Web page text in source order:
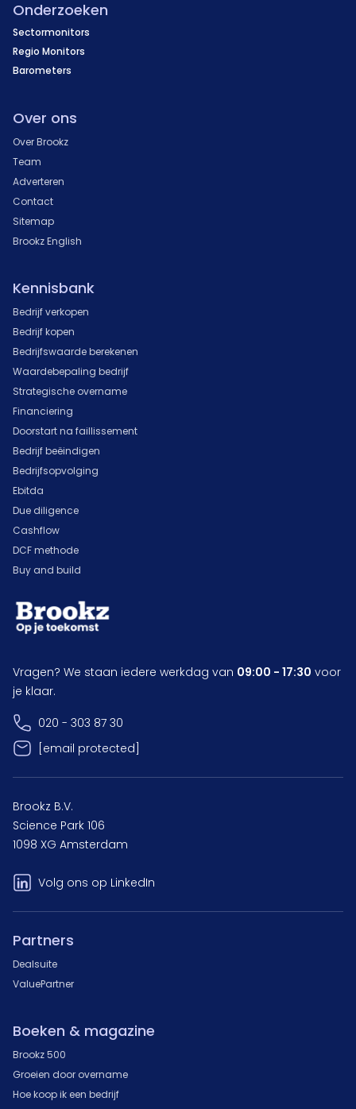
Onderzoeken
Sectormonitors
Regio Monitors
Barometers
Over ons
Over Brookz
Team
Adverteren
Contact
Sitemap
Brookz English
Kennisbank
Bedrijf verkopen
Bedrijf kopen
Bedrijfswaarde berekenen
Waardebepaling bedrijf
Strategische overname
Financiering
Doorstart na faillissement
Bedrijf beëindigen
Bedrijfsopvolging
Ebitda
Due diligence
Cashflow
DCF methode
Buy and build
Vragen? We staan iedere werkdag van 09:00 - 17:30 voor
je klaar.
020 - 303 87 30
[email protected]
Brookz B.V.
Science Park 106
1098 XG Amsterdam
Volg ons op LinkedIn
Partners
Dealsuite
ValuePartner
Boeken & magazine
Brookz 500
Groeien door overname
Hoe koop ik een bedrijf